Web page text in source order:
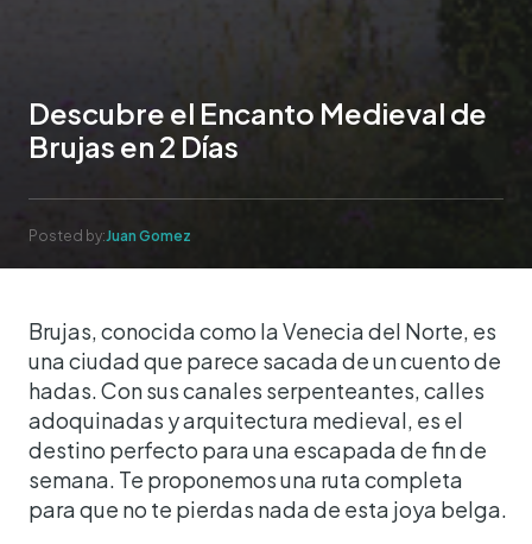
Descubre el Encanto Medieval de
Brujas en 2 Días
Posted by:Juan Gomez
Brujas, conocida como la Venecia del Norte, es
una ciudad que parece sacada de un cuento de
hadas. Con sus canales serpenteantes, calles
adoquinadas y arquitectura medieval, es el
destino perfecto para una escapada de fin de
semana. Te proponemos una ruta completa
para que no te pierdas nada de esta joya belga.